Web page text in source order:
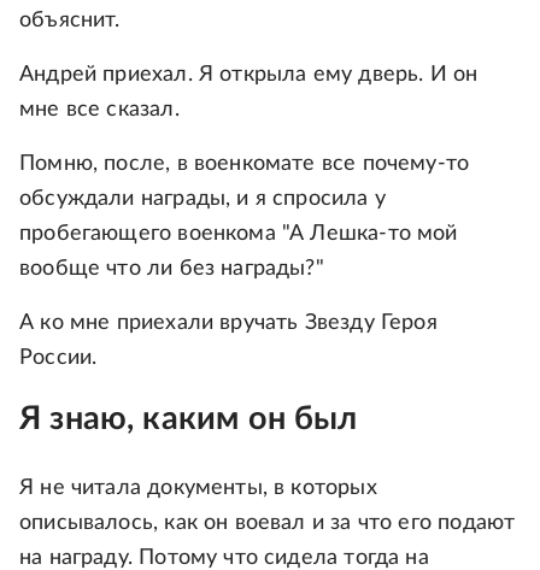
объяснит.
Андрей приехал. Я открыла ему дверь. И он
мне все сказал.
Помню, после, в военкомате все почему-то
обсуждали награды, и я спросила у
пробегающего военкома "А Лешка-то мой
вообще что ли без награды?"
А ко мне приехали вручать Звезду Героя
России.
Я знаю, каким он был
Я не читала документы, в которых
описывалось, как он воевал и за что его подают
на награду. Потому что сидела тогда на